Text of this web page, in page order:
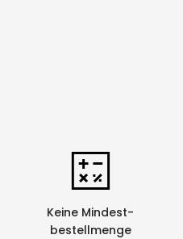
Keine Mindest-
bestellmenge